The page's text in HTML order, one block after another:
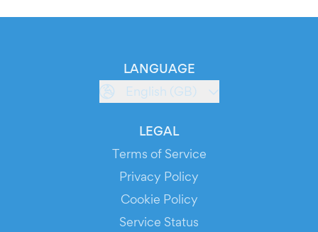
LANGUAGE
English (GB)
LEGAL
Terms of Service
Privacy Policy
Cookie Policy
Service Status